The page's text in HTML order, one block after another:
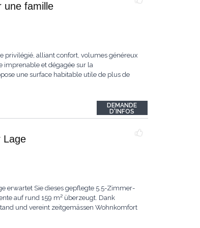
une famille
privilégié, alliant confort, volumes généreux
imprenable et dégagée sur la
une surface habitable utile de plus de
DEMANDE
D'INFOS
Lage
erwartet Sie dieses gepflegte 5.5-Zimmer-
auf rund 159 m² überzeugt. Dank
und vereint zeitgemässen Wohnkomfort